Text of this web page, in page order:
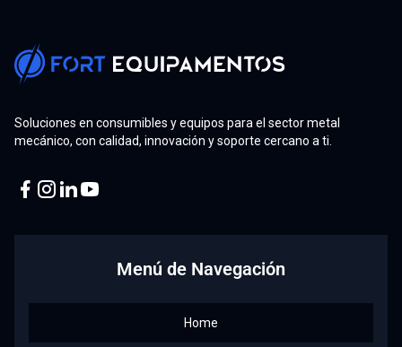
Soluciones en consumibles y equipos para el sector metal
mecánico, con calidad, innovación y soporte cercano a ti.
Menú de Navegación
Home